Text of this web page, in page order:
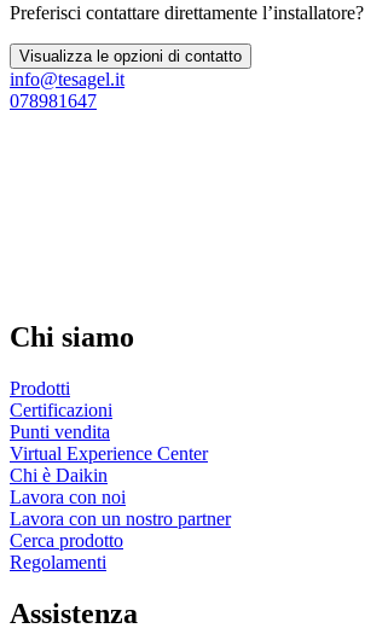
Preferisci contattare direttamente l’installatore?
Visualizza le opzioni di contatto
info@tesagel.it
078981647
Chi siamo
Prodotti
Certificazioni
Punti vendita
Virtual Experience Center
Chi è Daikin
Lavora con noi
Lavora con un nostro partner
Cerca prodotto
Regolamenti
Assistenza